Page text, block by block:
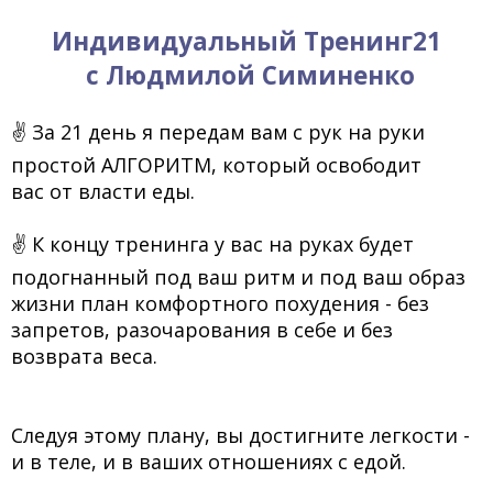
Индивидуальный Тренинг21
с Людмилой Симиненко
✌ За 21 день я передам вам с рук на руки
простой АЛГОРИТМ, который освободит
вас от власти еды.
✌ К концу тренинга у вас на руках будет
подогнанный под ваш ритм и под ваш образ
жизни план комфортного похудения - без
запретов, разочарования в себе и без
возврата веса.
Следуя этому плану, вы достигните легкости -
и в теле, и в ваших отношениях с едой.